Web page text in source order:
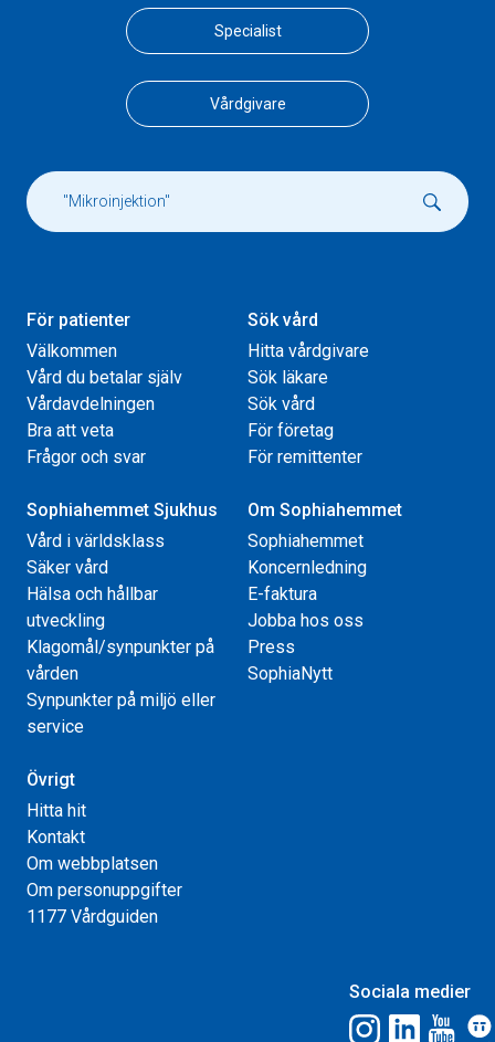
Specialist
Vårdgivare
För patienter
Välkommen
Vård du betalar själv
Vårdavdelningen
Bra att veta
Frågor och svar
Sök vård
Hitta vårdgivare
Sök läkare
Sök vård
För företag
För remittenter
Sophiahemmet Sjukhus
Vård i världsklass
Säker vård
Hälsa och hållbar
utveckling
Klagomål/synpunkter på
vården
Synpunkter på miljö eller
service
Om Sophiahemmet
Sophiahemmet
Koncernledning
E-faktura
Jobba hos oss
Press
SophiaNytt
Övrigt
Hitta hit
Kontakt
Om webbplatsen
Om personuppgifter
1177 Vårdguiden
Sociala medier